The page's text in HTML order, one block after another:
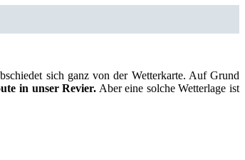
sich ganz von der Wetterkarte. Auf Grund
in unser Revier. Aber eine solche Wetterlage ist